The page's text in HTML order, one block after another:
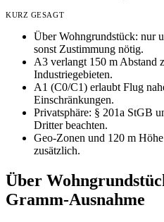
KURZ GESAGT
Über Wohngrundstück: nur
sonst Zustimmung nötig.
A3 verlangt 150 m Abstand
Industriegebieten.
A1 (C0/C1) erlaubt Flug
Einschränkungen.
Privatsphäre: § 201a StGB
Dritter beachten.
Geo-Zonen und 120 m
zusätzlich.
Über
Gramm-Ausnahme